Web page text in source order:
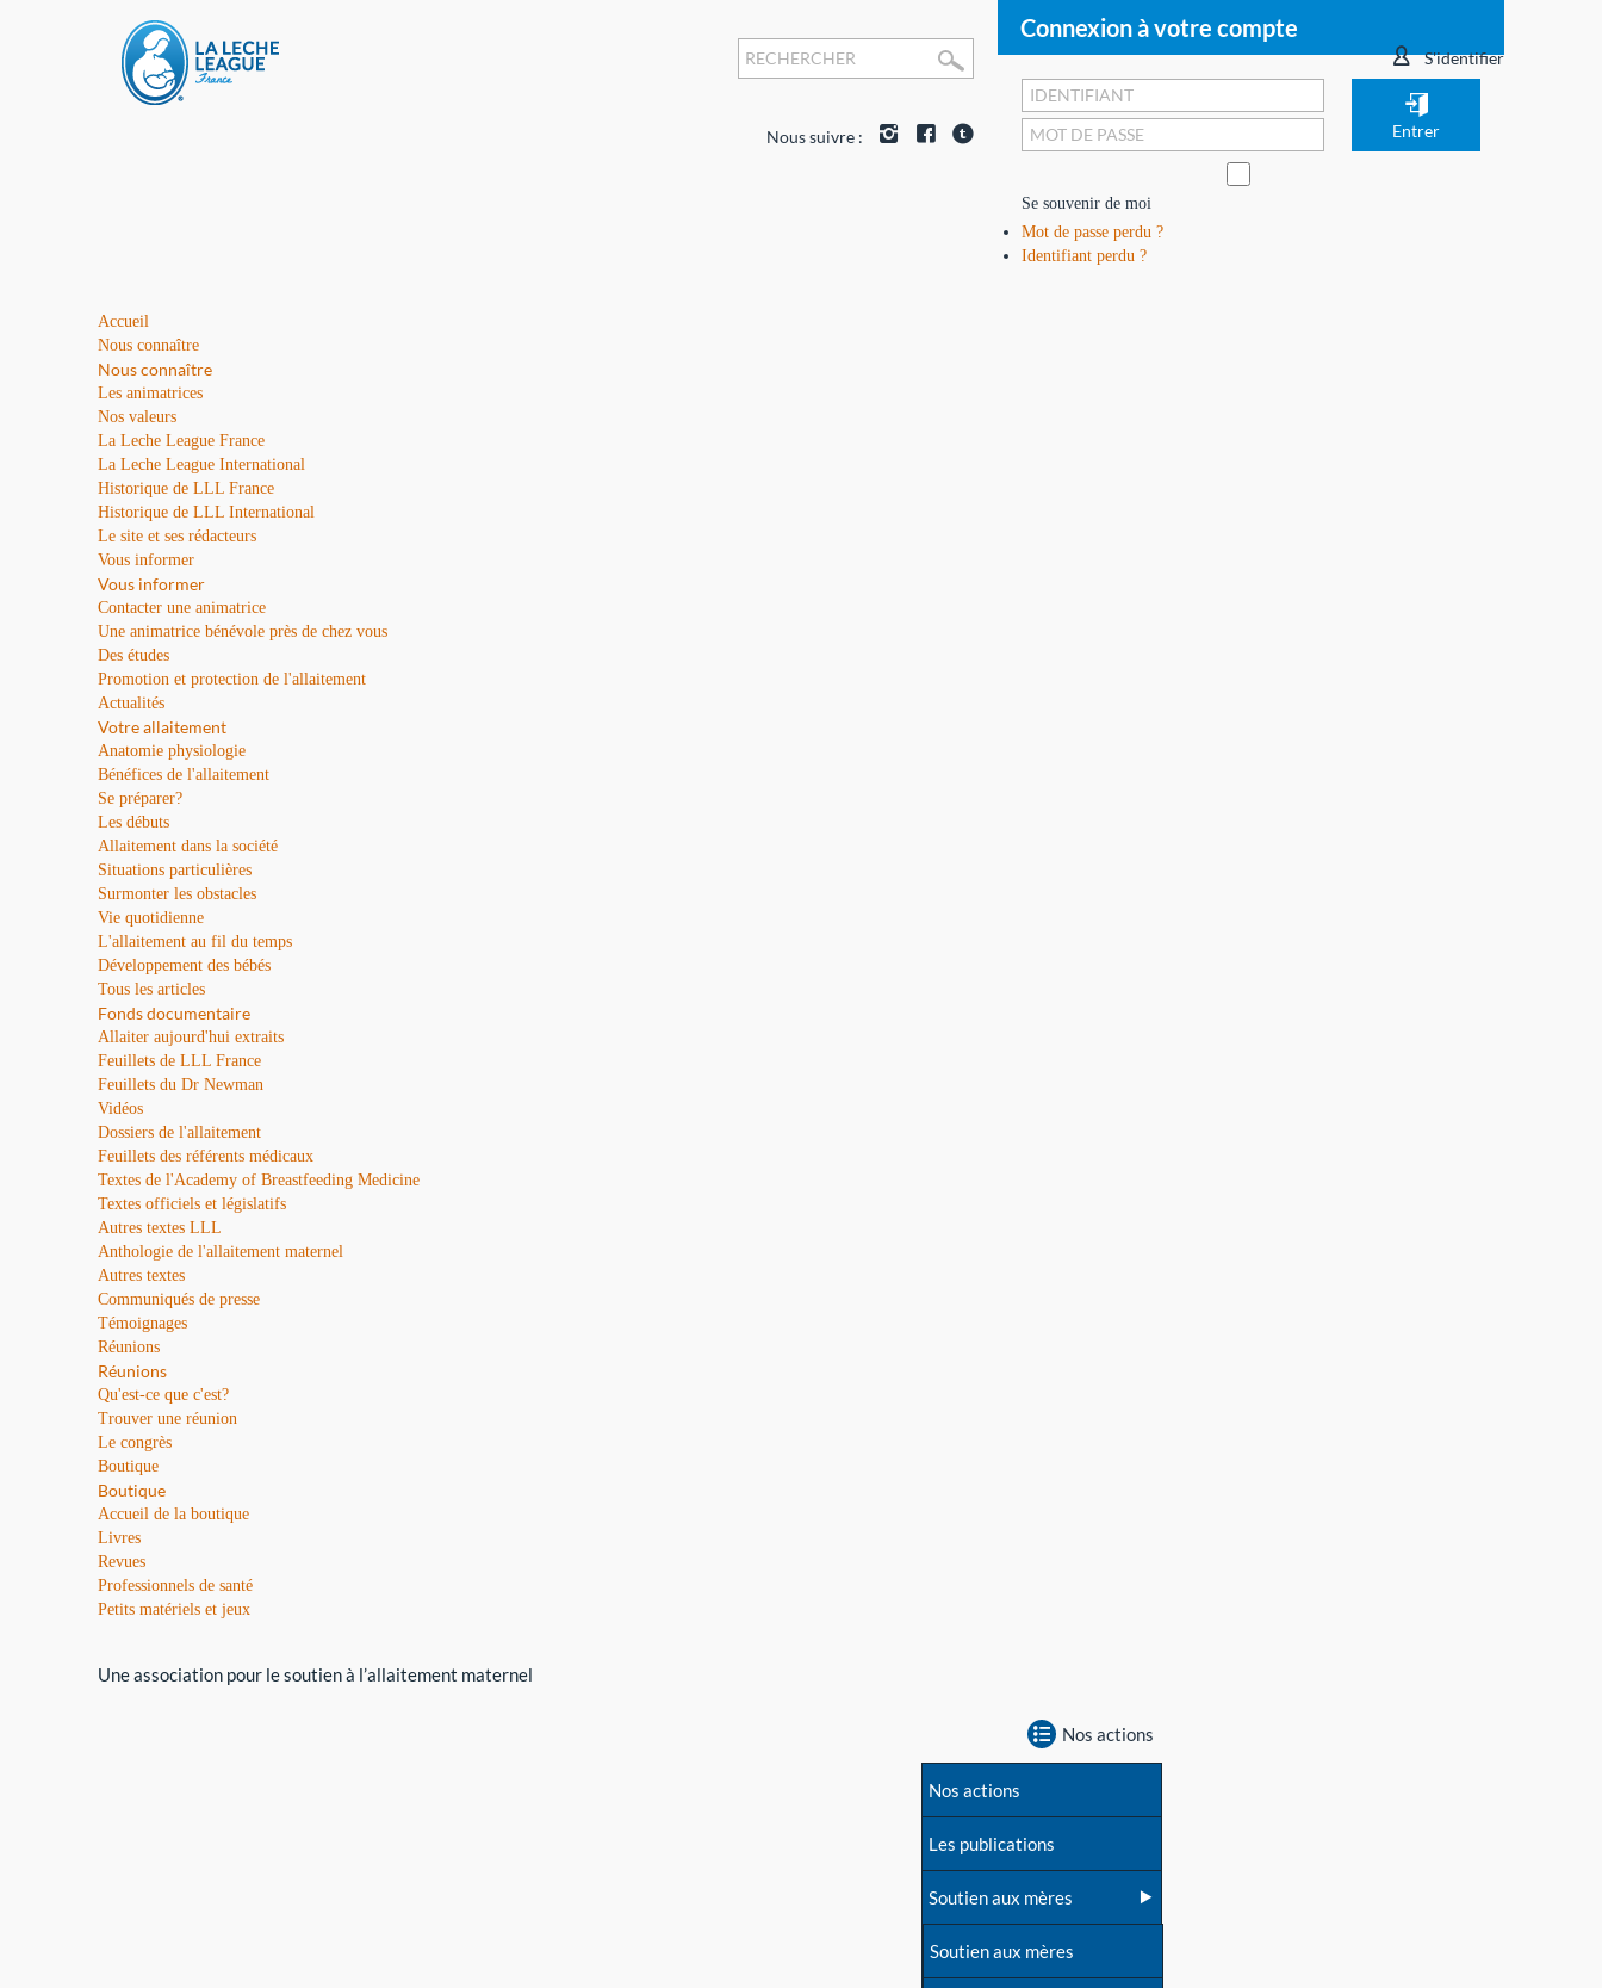
S'identifier
Connexion à votre compte
Se souvenir de moi
Mot de passe perdu ?
Identifiant perdu ?
Nous suivre :
Accueil
Nous connaître
Nous connaître
Les animatrices
Nos valeurs
La Leche League France
La Leche League International
Historique de LLL France
Historique de LLL International
Le site et ses rédacteurs
Vous informer
Vous informer
Contacter une animatrice
Une animatrice bénévole près de chez vous
Des études
Promotion et protection de l'allaitement
Actualités
Votre allaitement
Anatomie physiologie
Bénéfices de l'allaitement
Se préparer?
Les débuts
Allaitement dans la société
Situations particulières
Surmonter les obstacles
Vie quotidienne
L'allaitement au fil du temps
Développement des bébés
Tous les articles
Fonds documentaire
Allaiter aujourd'hui extraits
Feuillets de LLL France
Feuillets du Dr Newman
Vidéos
Dossiers de l'allaitement
Feuillets des référents médicaux
Textes de l'Academy of Breastfeeding Medicine
Textes officiels et législatifs
Autres textes LLL
Anthologie de l'allaitement maternel
Autres textes
Communiqués de presse
Témoignages
Réunions
Réunions
Qu'est-ce que c'est?
Trouver une réunion
Le congrès
Boutique
Boutique
Accueil de la boutique
Livres
Revues
Professionnels de santé
Petits matériels et jeux
Une association pour le soutien à l’allaitement maternel
Nos actions
Nos actions
Les publications
Soutien aux mères
Soutien aux mères